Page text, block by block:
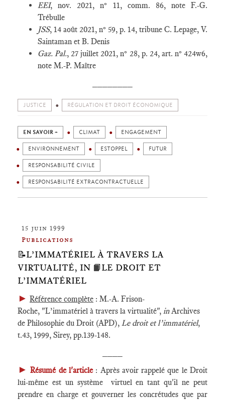
EEI, nov. 2021, n° 11, comm. 86, note F.-G.
Trébulle
JSS, 14 août 2021, n° 59, p. 14, tribune C. Lepage, V.
Saintaman et B. Denis
Gaz. Pal., 27 juillet 2021, n° 28, p. 24, art. n° 424w6,
note M.-P. Maître
JUSTICE RÉGULATION ET DROIT ÉCONOMIQUE
EN SAVOIR + CLIMAT ENGAGEMENT
ENVIRONNEMENT ESTOPPEL FUTUR
RESPONSABILITÉ CIVILE
RESPONSABILITÉ EXTRACONTRACTUELLE
15 juin 1999
Publications
📝L’IMMATÉRIEL À TRAVERS LA
VIRTUALITÉ, IN 📙LE DROIT ET
L’IMMATÉRIEL
► Référence complète : M.-A. Frison-
Roche, "L’immatériel à travers la virtualité", inArchives
de Philosophie du Droit (APD), Le droit et l’immatériel,
t.43, 1999, Sirey, pp.139-148.
► Résumé de l'article : Après avoir rappelé que le Droit
lui-même est un système virtuel en tant qu'il ne peut
prendre en charge et gouverner les concrétudes que par